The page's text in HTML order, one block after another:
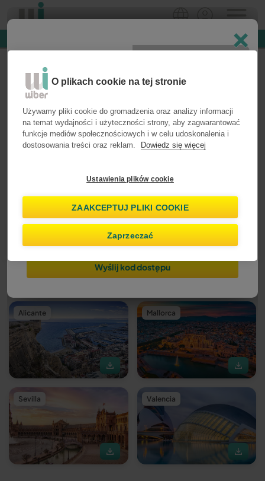
25% zniżki na Top Cover w porównaniu do rezerwacji na miejscu
Twoja pierwsza nagroda jako
Wiber Star już tu jest
Wybierz kierunek i pobierz swój ekskluzywny tajny przewodnik z
wyjątkowymi miejscami, trasami samochodowymi i lokalnymi
Wybierz kierunek:
Ibiza Málaga
Alicante Mallorca
Sevilla Valencia
×
Adres e-mail
Wyślemy tymczasowy kod na adres e-mail, aby mogli się
Wyślij kod dostępu
O plikach cookie na tej stronie
Używamy pliki cookie do gromadzenia oraz analizy informacji
na temat wydajności i użyteczności strony, aby zagwarantować
funkcje mediów społecznościowych i w celu udoskonalenia i
dostosowania treści oraz reklam.
Dowiedz się więcej
Ustawienia plików cookie
ZAAKCEPTUJ PLIKI COOKIE
Zaprzeczać